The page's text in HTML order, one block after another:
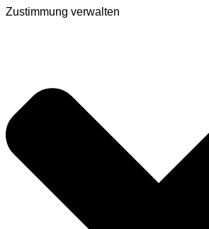
Zustimmung verwalten